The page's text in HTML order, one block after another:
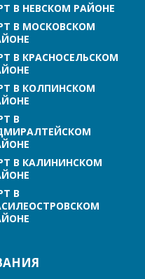
В НЕВСКОМ РАЙОНЕ
В МОСКОВСКОМ
В КРАСНОСЕЛЬСКОМ
В КОЛПИНСКОМ
В
В КАЛИНИНСКОМ
В